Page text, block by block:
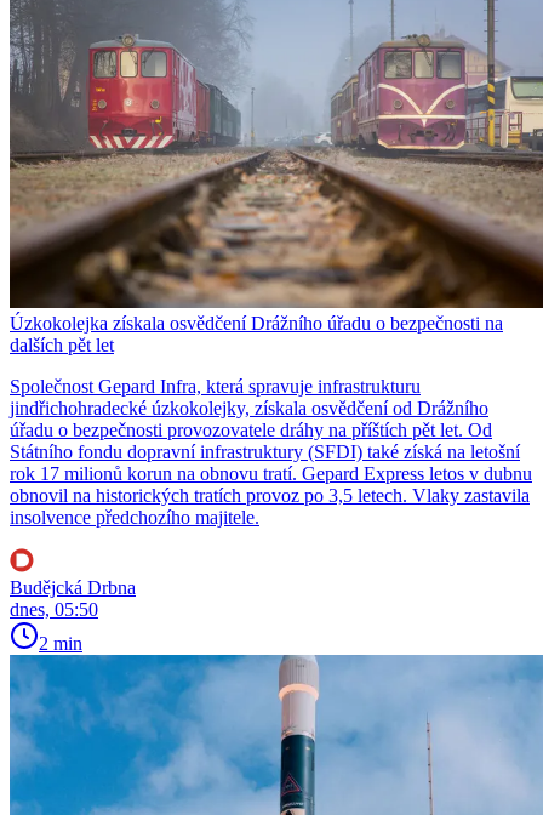
Úzkokolejka získala osvědčení Drážního úřadu o bezpečnosti na
dalších pět let
Společnost Gepard Infra, která spravuje infrastrukturu
jindřichohradecké úzkokolejky, získala osvědčení od Drážního
úřadu o bezpečnosti provozovatele dráhy na příštích pět let. Od
Státního fondu dopravní infrastruktury (SFDI) také získá na letošní
rok 17 milionů korun na obnovu tratí. Gepard Express letos v dubnu
obnovil na historických tratích provoz po 3,5 letech. Vlaky zastavila
insolvence předchozího majitele.
Budějcká Drbna
dnes, 05:50
2 min